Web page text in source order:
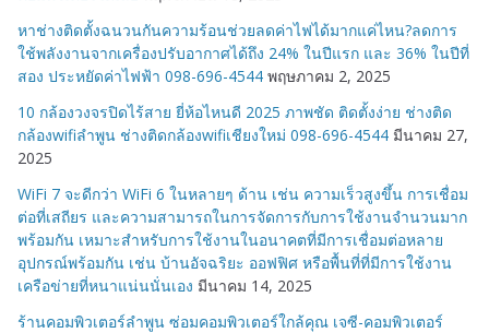
หาช่างติดตั้งฉนวนกันความร้อนช่วยลดค่าไฟได้มากแค่ไหน?ลดการ
ใช้พลังงานจากเครื่องปรับอากาศได้ถึง 24% ในปีแรก และ 36% ในปีที่
สอง ประหยัดค่าไฟฟ้า 098-696-4544 พฤษภาคม 2, 2025
10 กล้องวงจรปิดไร้สาย ยี่ห้อไหนดี 2025 ภาพชัด ติดตั้งง่าย ช่างติด
กล้องwifiลำพูน ช่างติดกล้องwifiเชียงใหม่ 098-696-4544 มีนาคม 27,
2025
WiFi 7 จะดีกว่า WiFi 6 ในหลายๆ ด้าน เช่น ความเร็วสูงขึ้น การเชื่อม
ต่อที่เสถียร และความสามารถในการจัดการกับการใช้งานจำนวนมาก
พร้อมกัน เหมาะสำหรับการใช้งานในอนาคตที่มีการเชื่อมต่อหลาย
อุปกรณ์พร้อมกัน เช่น บ้านอัจฉริยะ ออฟฟิศ หรือพื้นที่ที่มีการใช้งาน
เครือข่ายที่หนาแน่นนั่นเอง มีนาคม 14, 2025
ร้านคอมพิวเตอร์ลำพูน ซ่อมคอมพิวเตอร์ใกล้คุณ เจซี-คอมพิวเตอร์